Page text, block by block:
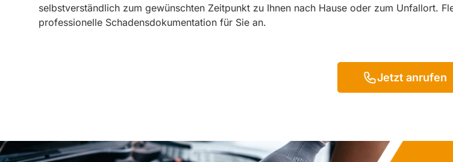
selbstverständlich zum gewünschten Zeitpunkt zu Ihnen nach Hause oder zum Unfallort.
professionelle Schadensdokumentation für Sie an.
Jetzt anrufen